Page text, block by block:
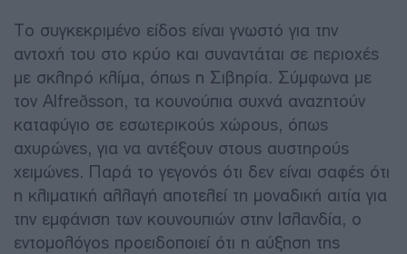
Το συγκεκριμένο είδος είναι γνωστό για την
αντοχή του στο κρύο και συναντάται σε περιοχές
με σκληρό κλίμα, όπως η Σιβηρία. Σύμφωνα με
τον Alfreðsson, τα κουνούπια συχνά αναζητούν
καταφύγιο σε εσωτερικούς χώρους, όπως
αχυρώνες, για να αντέξουν στους αυστηρούς
χειμώνες. Παρά το γεγονός ότι δεν είναι σαφές ότι
η κλιματική αλλαγή αποτελεί τη μοναδική αιτία για
την εμφάνιση των κουνουπιών στην Ισλανδία, ο
εντομολόγος προειδοποιεί ότι η αύξηση της